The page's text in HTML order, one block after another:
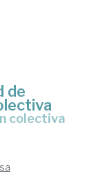
de